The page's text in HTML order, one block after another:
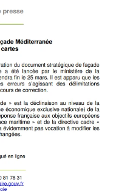
ha detto la